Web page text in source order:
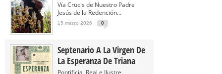
Vía Crucis de Nuestro Padre
Jesús de la Redención...
15 marzo 2026 0
Septenario A La Virgen De
La Esperanza De Triana
Pontificia, Real e Ilustre